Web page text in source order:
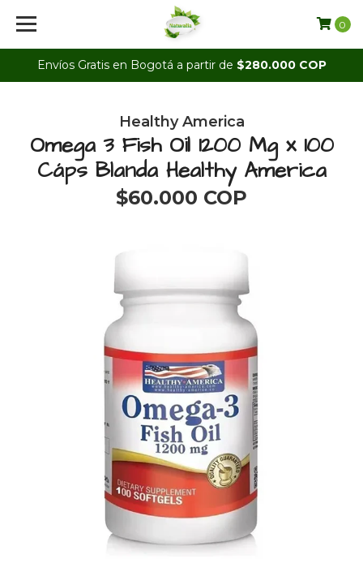
Envíos Gratis en Bogotá a partir de $280.000 COP
0
Healthy America
Omega 3 Fish Oil 1200 Mg x 100
Cáps Blanda Healthy America
$60.000 COP